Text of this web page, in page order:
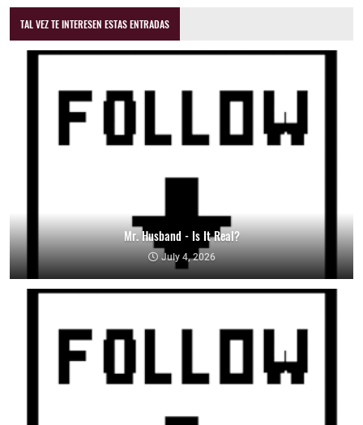
TAL VEZ TE INTERESEN ESTAS ENTRADAS
Mr. Husband - Is It Real?
July 4, 2026